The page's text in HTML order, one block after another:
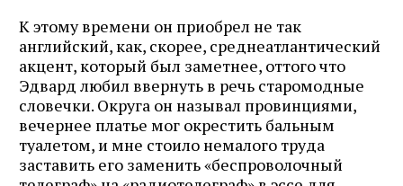
К этому времени он приобрел не так
английский, как, скорее, среднеатлантический
акцент, который был заметнее, оттого что
Эдвард любил ввернуть в речь старомодные
словечки. Округа он называл провинциями,
вечернее платье мог окрестить бальным
туалетом, и мне стоило немалого труда
заставить его заменить «беспроволочный